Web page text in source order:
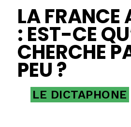
LA FRANCE
: EST-CE
CHERCHE
PEU ?
LE DICTAPHONE